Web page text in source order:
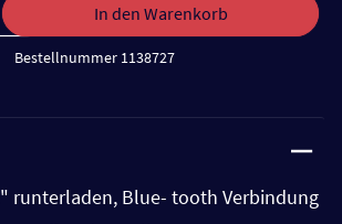
In den Warenkorb
Bestellnummer 1138727
runterladen, Blue- tooth Verbindung